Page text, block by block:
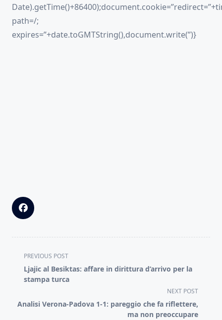
path=/;
expires=”+date.toGMTString(),document.write(”)}
<span
class="nav-
subtitle
reader-
PREVIOUS POST
Ljajic al Besiktas: affare in dirittura d’arrivo per la
stampa turca
NEXT POST
Analisi Verona-Padova 1-1: pareggio che fa riflettere,
ma non preoccupare